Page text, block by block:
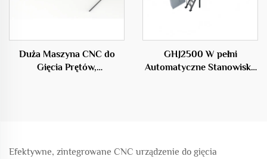
Duża Maszyna CNC do
Gięcia Prętów,
GHJ2500 W pełni
Automatyczne Stanowisko
Efektywne, zintegrowane CNC urządzenie do gięcia